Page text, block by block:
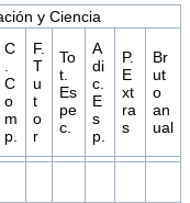
y Ciencia
C
C
o
m
p.
F.
T
u
t
o
r
To
t.
Es
pe
c.
A
di
c.
E
s
p.
P.
E
xt
ra
s
Br
ut
o
an
ual